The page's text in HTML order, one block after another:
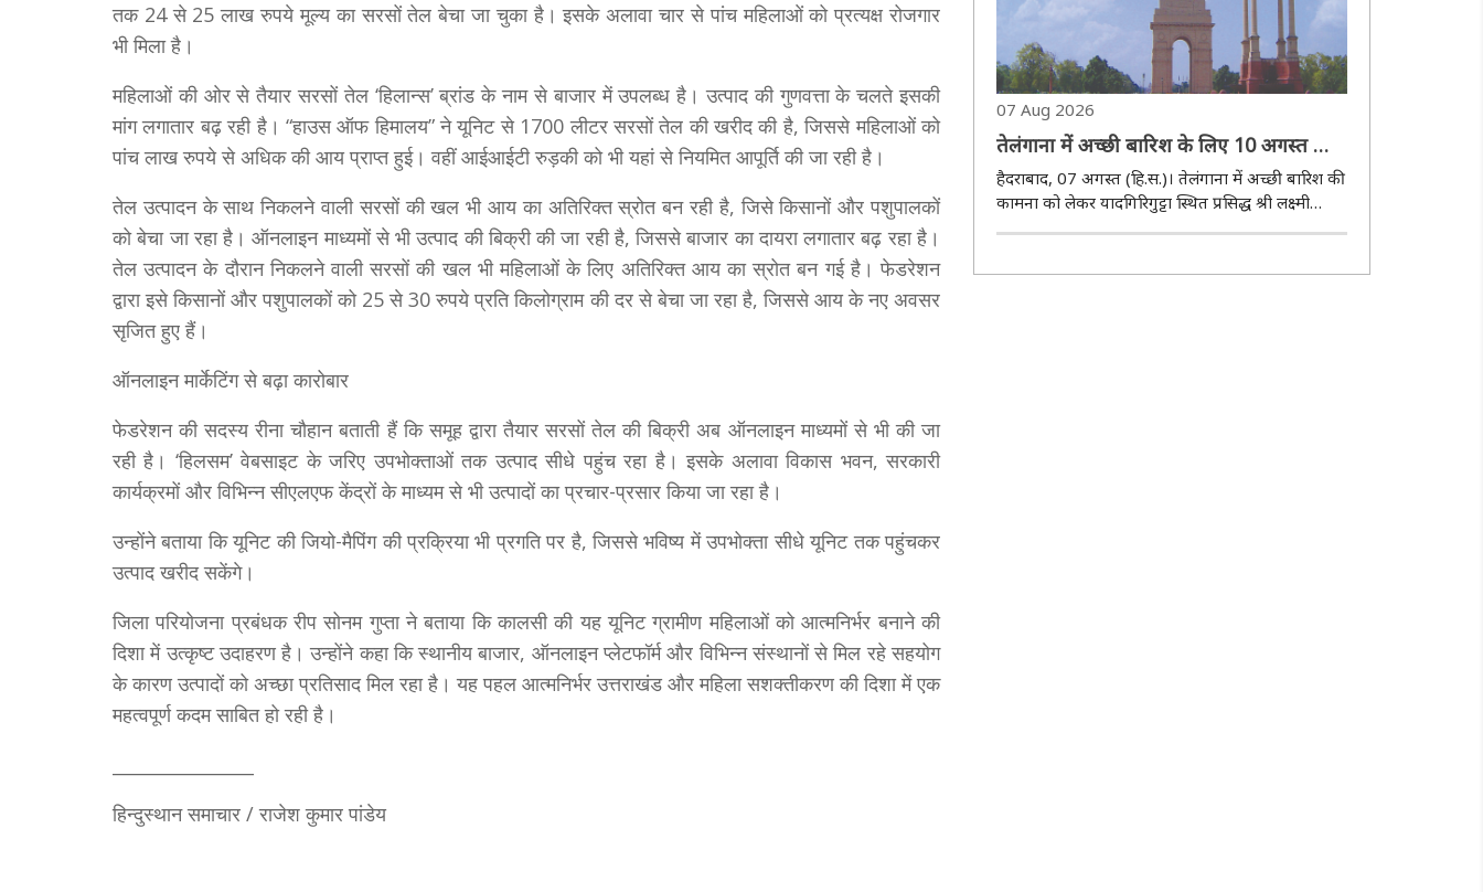
तक 24 से 25 लाख रुपये मूल्य का सरसों तेल बेचा जा चुका है। इसके अलावा चार से पांच महिलाओं को प्रत्यक्ष रोजगार
भी मिला है।
महिलाओं की ओर से तैयार सरसों तेल ‘हिलान्स’ ब्रांड के नाम से बाजार में उपलब्ध है। उत्पाद की गुणवत्ता के चलते इसकी
मांग लगातार बढ़ रही है। “हाउस ऑफ हिमालय” ने यूनिट से 1700 लीटर सरसों तेल की खरीद की है, जिससे महिलाओं को
पांच लाख रुपये से अधिक की आय प्राप्त हुई। वहीं आईआईटी रुड़की को भी यहां से नियमित आपूर्ति की जा रही है।
तेल उत्पादन के साथ निकलने वाली सरसों की खल भी आय का अतिरिक्त स्रोत बन रही है, जिसे किसानों और पशुपालकों
को बेचा जा रहा है। ऑनलाइन माध्यमों से भी उत्पाद की बिक्री की जा रही है, जिससे बाजार का दायरा लगातार बढ़ रहा है।
तेल उत्पादन के दौरान निकलने वाली सरसों की खल भी महिलाओं के लिए अतिरिक्त आय का स्रोत बन गई है। फेडरेशन
द्वारा इसे किसानों और पशुपालकों को 25 से 30 रुपये प्रति किलोग्राम की दर से बेचा जा रहा है, जिससे आय के नए अवसर
सृजित हुए हैं।
ऑनलाइन मार्केटिंग से बढ़ा कारोबार
फेडरेशन की सदस्य रीना चौहान बताती हैं कि समूह द्वारा तैयार सरसों तेल की बिक्री अब ऑनलाइन माध्यमों से भी की जा
रही है। ‘हिलसम’ वेबसाइट के जरिए उपभोक्ताओं तक उत्पाद सीधे पहुंच रहा है। इसके अलावा विकास भवन, सरकारी
कार्यक्रमों और विभिन्न सीएलएफ केंद्रों के माध्यम से भी उत्पादों का प्रचार-प्रसार किया जा रहा है।
उन्होंने बताया कि यूनिट की जियो-मैपिंग की प्रक्रिया भी प्रगति पर है, जिससे भविष्य में उपभोक्ता सीधे यूनिट तक पहुंचकर
उत्पाद खरीद सकेंगे।
जिला परियोजना प्रबंधक रीप सोनम गुप्ता ने बताया कि कालसी की यह यूनिट ग्रामीण महिलाओं को आत्मनिर्भर बनाने की
दिशा में उत्कृष्ट उदाहरण है। उन्होंने कहा कि स्थानीय बाजार, ऑनलाइन प्लेटफॉर्म और विभिन्न संस्थानों से मिल रहे सहयोग
के कारण उत्पादों को अच्छा प्रतिसाद मिल रहा है। यह पहल आत्मनिर्भर उत्तराखंड और महिला सशक्तीकरण की दिशा में एक
महत्वपूर्ण कदम साबित हो रही है।
हिन्दुस्थान समाचार / राजेश कुमार पांडेय
07 Aug 2026
तेलंगाना में अच्छी बारिश के लिए 10 अगस्त को
रेवंत सरकार कराएगी ‘वरुण यज्ञम’
हैदराबाद, 07 अगस्त (हि.स.)। तेलंगाना में अच्छी बारिश की
कामना को लेकर यादगिरिगुट्टा स्थित प्रसिद्ध श्री लक्ष्मी
नरसिम्हा स्वामी मंदिर के पुजारियों ने 10 अगस्त को
निर्णय लिया है। यह आयोजन मुख्यमंत..